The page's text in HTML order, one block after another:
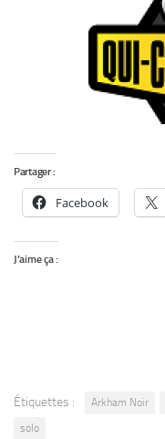
Partager :
Facebook
J’aime ça :
Étiquettes : Arkham Noir
solo